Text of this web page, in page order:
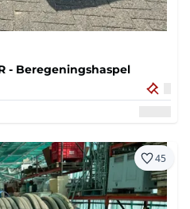
- Beregeningshaspel
45